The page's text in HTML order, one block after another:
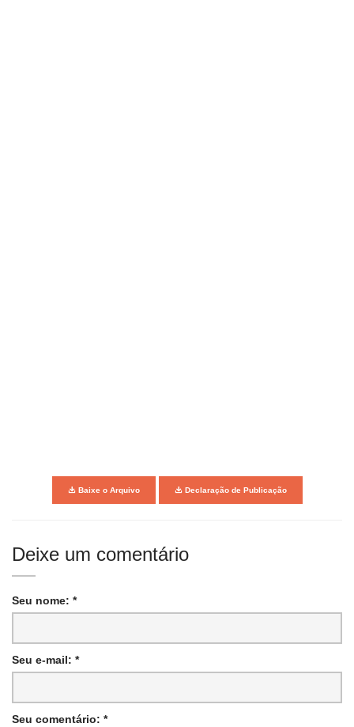
Baixe o Arquivo Declaração de Publicação
Deixe um comentário
Seu nome: *
Seu e-mail: *
Seu comentário: *